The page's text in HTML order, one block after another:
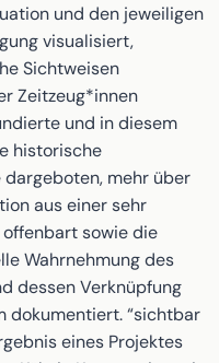
und den jeweiligen
visualisiert,
Sichtweisen
Zeitzeug*innen
und in diesem
historische
mehr über
aus einer sehr
sowie die
Wahrnehmung des
dessen Verknüpfung
dokumentiert. “sichtbar
eines Projektes